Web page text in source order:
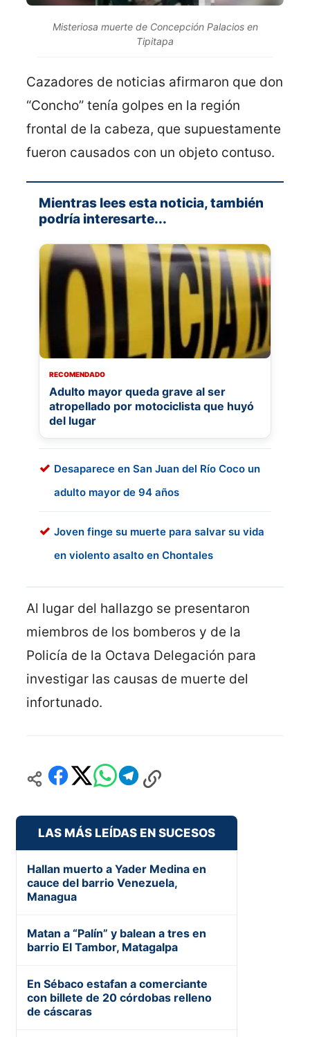
Misteriosa muerte de Concepción Palacios en
Tipitapa
Cazadores de noticias afirmaron que don
“Concho” tenía golpes en la región
frontal de la cabeza, que supuestamente
fueron causados con un objeto contuso.
Mientras lees esta noticia, también
podría interesarte...
RECOMENDADO
Adulto mayor queda grave al ser
atropellado por motociclista que huyó
del lugar
Desaparece en San Juan del Río Coco un
adulto mayor de 94 años
Joven finge su muerte para salvar su vida
en violento asalto en Chontales
Al lugar del hallazgo se presentaron
miembros de los bomberos y de la
Policía de la Octava Delegación para
investigar las causas de muerte del
infortunado.
LAS MÁS LEÍDAS EN SUCESOS
Hallan muerto a Yader Medina en
cauce del barrio Venezuela,
Managua
Matan a “Palín” y balean a tres en
barrio El Tambor, Matagalpa
En Sébaco estafan a comerciante
con billete de 20 córdobas relleno
de cáscaras